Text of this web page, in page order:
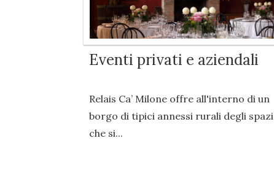
Eventi privati e aziendali
Relais Ca’ Milone offre all'interno di un
borgo di tipici annessi rurali degli spazi
che si...